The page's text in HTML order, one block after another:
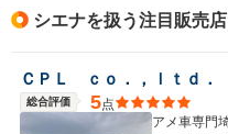
シエナを扱う注目販売店
ＣＰＬ ｃｏ．，ｌｔｄ．
総合評価 5点
アメ車専門